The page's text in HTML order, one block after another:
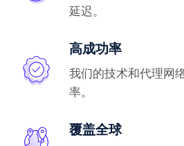
延迟。
高成功率
我们的技术和代理网
率。
覆盖全球